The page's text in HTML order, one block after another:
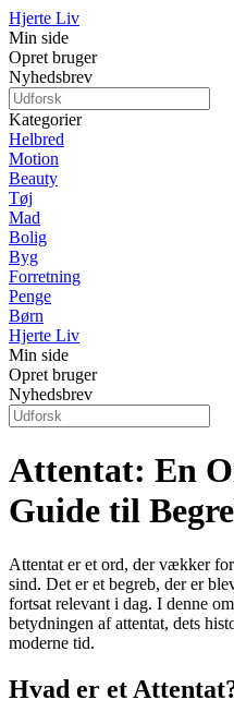
Hjerte Liv
Min side
Opret bruger
Nyhedsbrev
Kategorier
Helbred
Motion
Beauty
Tøj
Mad
Bolig
Byg
Forretning
Penge
Børn
Hjerte Liv
Min side
Opret bruger
Nyhedsbrev
Attentat: En
Guide til
Attentat er et ord, der vækker
sind. Det er et begreb, der er
fortsat relevant i dag. I denne
betydningen af attentat, dets
moderne tid.
Hvad er et